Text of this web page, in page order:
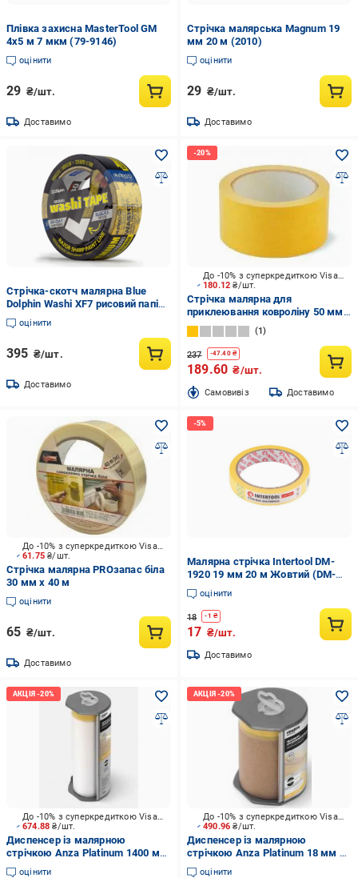
Плівка захисна MasterTool GM
4х5 м 7 мкм (79-9146)
оцінити
29 ₴/шт.
Доставимо
Стрічка малярська Magnum 19
мм 20 м (2010)
оцінити
29 ₴/шт.
Доставимо
Стрічка-скотч малярна Blue
Dolphin Washi XF7 рисовий папір
48 мм х 50 м (300-1-04)
оцінити
395 ₴/шт.
Доставимо
180.12₴/шт.
До -10% з суперкредиткою Visa Вигода
Стрічка малярна для
приклеювання ковроліну 50 мм
x 25 м
1
237 -47.40₴
189.60 ₴/шт.
Cамовивіз Доставимо
61.75₴/шт.
До -10% з суперкредиткою Visa Вигода
Стрічка малярна PROзапас біла
30 мм x 40 м
оцінити
65 ₴/шт.
Доставимо
Малярна стрічка Intertool DM-
1920 19 мм 20 м Жовтий (DM-
1920)
оцінити
18 -1 ₴
17 ₴/шт.
Доставимо
674.88₴/шт.
До -10% з суперкредиткою Visa Вигода
Диспенсер із малярною
стрічкою Anza Platinum 1400 мм
x 33 м
оцінити
490.96₴/шт.
До -10% з суперкредиткою Visa Вигода
Диспенсер із малярною
стрічкою Anza Platinum 18 мм x
25 м
оцінити